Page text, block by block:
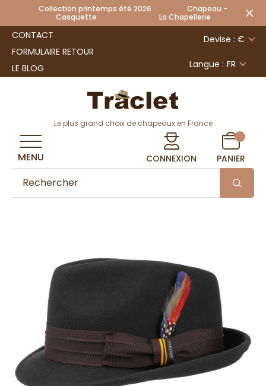
Collection printemps été 2026 Chapeau -
Casquette La Chapellerie
CONTACT
FORMULAIRE RETOUR
LE BLOG
Devise : €
Langue : FR
Le plus grand choix de chapeaux en France
CONNEXION PANIER
MENU